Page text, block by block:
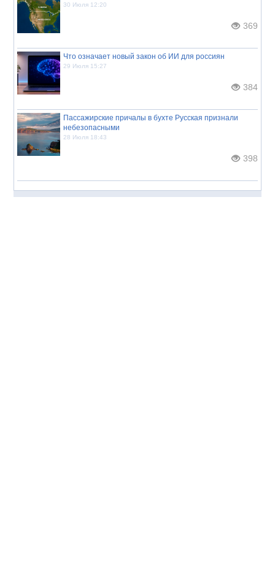
30 Июля 12:20
369
Что означает новый закон об ИИ для россиян
29 Июля 15:27
384
Пассажирские причалы в бухте Русская признали
небезопасными
28 Июля 18:43
398